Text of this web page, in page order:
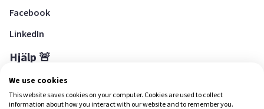
Facebook
LinkedIn
Hjälp 🚨
Hjälpcenter
We use cookies
This website saves cookies on your computer. Cookies are used to collect
information about how you interact with our website and to remember you.